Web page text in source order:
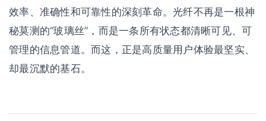
效率、准确性和可靠性的深刻革命。光纤不再是一根神
秘莫测的“玻璃丝”，而是一条所有状态都清晰可见、可
管理的信息管道。而这，正是高质量用户体验最坚实、
却最沉默的基石。